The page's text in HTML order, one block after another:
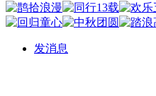
发消息